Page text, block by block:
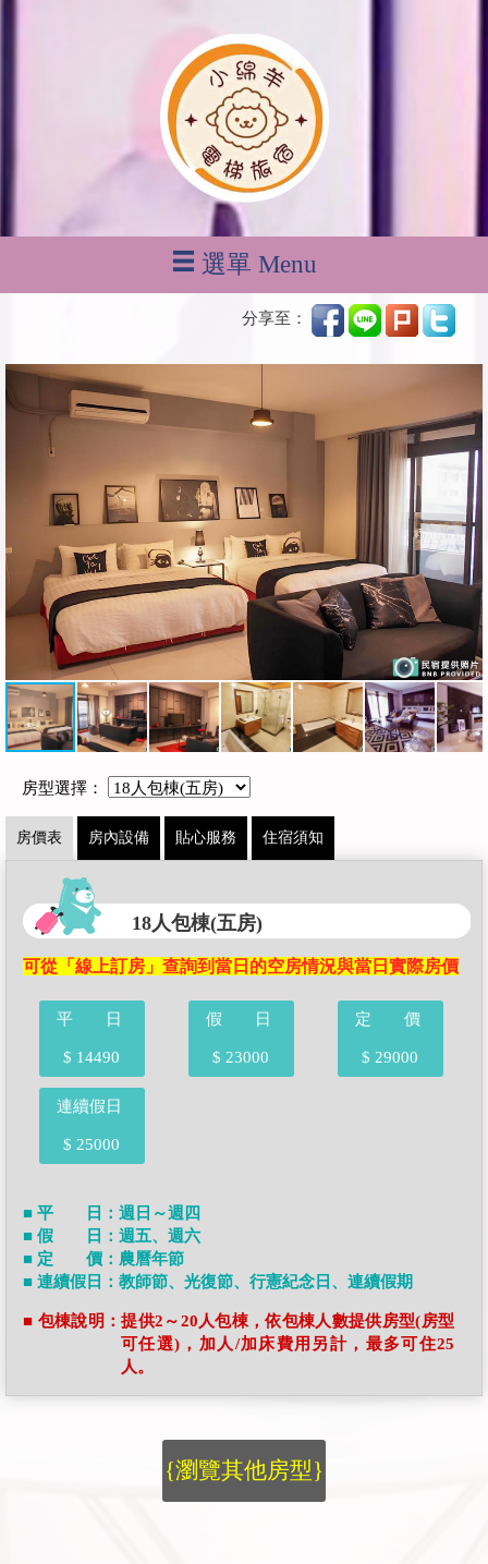
選單 Menu
分享至：
房型選擇：
房價表 房內設備 貼心服務 住宿須知
18人包棟(五房)
可從「線上訂房」查詢到當日的空房情況與當日實際房價
平 日
$ 14490
假 日
$ 23000
定 價
$ 29000
連續假日
$ 25000
■ 平 日：週日～週四
■ 假 日：週五、週六
■ 定 價：農曆年節
■ 連續假日：教師節、光復節、行憲紀念日、連續假期
■ 包棟說明：提供2～20人包棟，依包棟人數提供房型(房型
可任選)，加人/加床費用另計，最多可住25
人。
{瀏覽其他房型}